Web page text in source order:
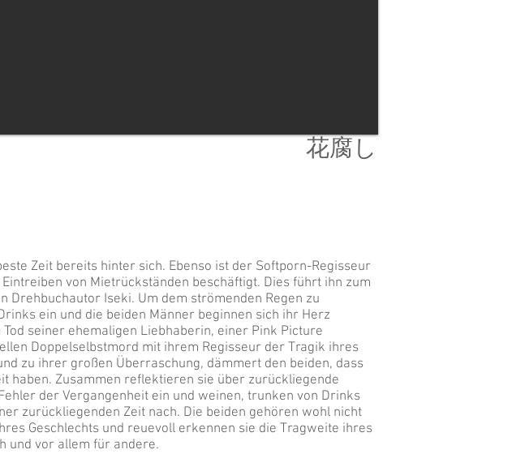
花腐し
Zeit bereits hinter sich. Ebenso ist der Softporn-Regisseur
von Mietrückständen beschäftigt. Dies führt ihn zum
Drehbuchautor Iseki. Um dem strömenden Regen zu
ein und die beiden Männer beginnen sich ihr Herz
seiner ehemaligen Liebhaberin, einer Pink Picture
Doppelselbstmord mit ihrem Regisseur der Tragik ihres
zu ihrer großen Überraschung, dämmert den beiden, dass
haben. Zusammen reflektieren sie über zurückliegende
der Vergangenheit ein und weinen, trunken von Drinks
zurückliegenden Zeit nach. Die beiden gehören wohl nicht
Geschlechts und reuevoll erkennen sie die Tragweite ihres
und vor allem für andere.